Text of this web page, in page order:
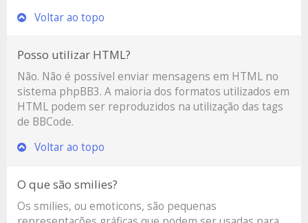
Voltar ao topo
Posso utilizar HTML?
Não. Não é possível enviar mensagens em HTML no
sistema phpBB3. A maioria dos formatos utilizados em
HTML podem ser reproduzidos na utilização das tags
de BBCode.
Voltar ao topo
O que são smilies?
Os smilies, ou emoticons, são pequenas